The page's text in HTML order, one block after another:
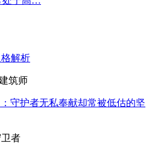
解析
筑师
守护者无私奉献却常被低估的坚
卫者